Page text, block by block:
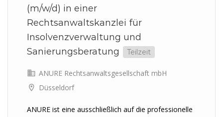
(m/w/d) in einer
Rechtsanwaltskanzlei für
Insolvenzverwaltung und
Sanierungsberatung
Teilzeit
ANURE Rechtsanwaltsgesellschaft mbH
Düsseldorf
ANURE ist eine ausschließlich auf die professionelle